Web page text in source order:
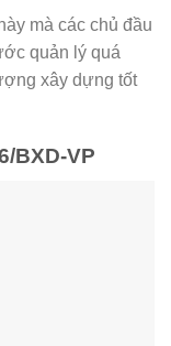
mà các chủ đầu
quản lý quá
xây dựng tốt
BXD-VP